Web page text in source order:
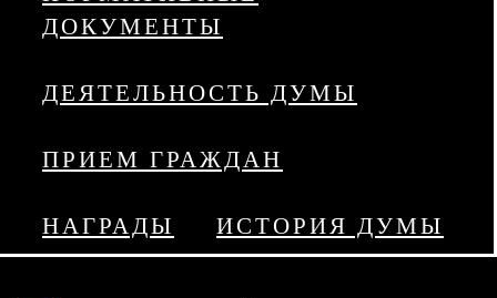
ДОКУМЕНТЫ
ДЕЯТЕЛЬНОСТЬ ДУМЫ
ПРИЕМ ГРАЖДАН
НАГРАДЫ ИСТОРИЯ ДУМЫ